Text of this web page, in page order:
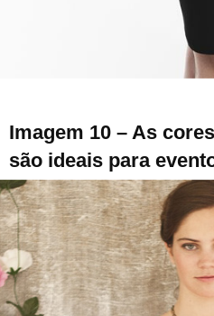
Imagem 10 – As
são ideais para